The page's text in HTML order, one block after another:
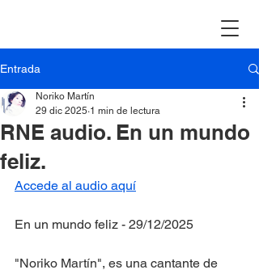
Entrada
RNE audio. En un mundo
feliz.
Noriko Martín
29 dic 2025 1 min de lectura
Accede al audio aquí
En un mundo feliz - 29/12/2025
"Noriko Martín", es una cantante de